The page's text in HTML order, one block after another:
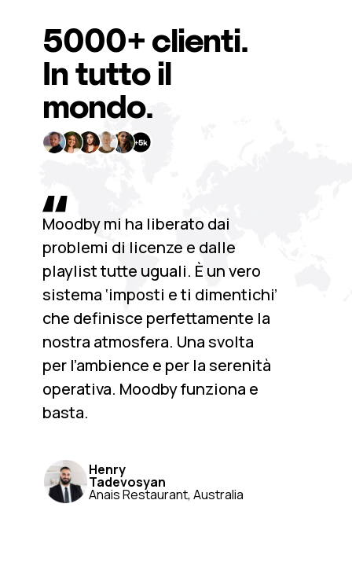
Moodby mi ha liberato dai
problemi di licenze e dalle
playlist tutte uguali. È un vero
sistema ‘imposti e ti dimentichi’
che definisce perfettamente la
nostra atmosfera. Una svolta
per l’ambience e per la serenità
operativa. Moodby funziona e
basta.
Henry
Tadevosyan
Anais Restaurant, Australia
5000+ clienti.
In tutto il
mondo.